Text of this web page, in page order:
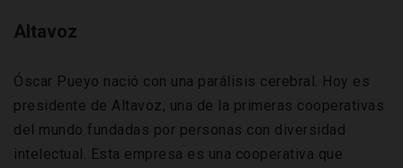
Altavoz
Óscar Pueyo nació con una parálisis cerebral. Hoy es
presidente de Altavoz, una de la primeras cooperativas
del mundo fundadas por personas con diversidad
intelectual. Esta empresa es una cooperativa que